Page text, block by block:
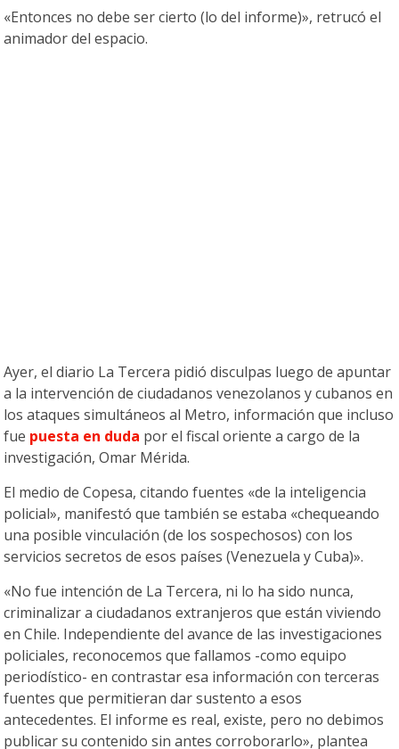
«Entonces no debe ser cierto (lo del informe)», retrucó el
animador del espacio.
Ayer, el diario La Tercera pidió disculpas luego de apuntar
a la intervención de ciudadanos venezolanos y cubanos en
los ataques simultáneos al Metro, información que incluso
fue puesta en duda por el fiscal oriente a cargo de la
investigación, Omar Mérida.
El medio de Copesa, citando fuentes «de la inteligencia
policial», manifestó que también se estaba «chequeando
una posible vinculación (de los sospechosos) con los
servicios secretos de esos países (Venezuela y Cuba)».
«No fue intención de La Tercera, ni lo ha sido nunca,
criminalizar a ciudadanos extranjeros que están viviendo
en Chile. Independiente del avance de las investigaciones
policiales, reconocemos que fallamos -como equipo
periodístico- en contrastar esa información con terceras
fuentes que permitieran dar sustento a esos
antecedentes. El informe es real, existe, pero no debimos
publicar su contenido sin antes corroborarlo», plantea